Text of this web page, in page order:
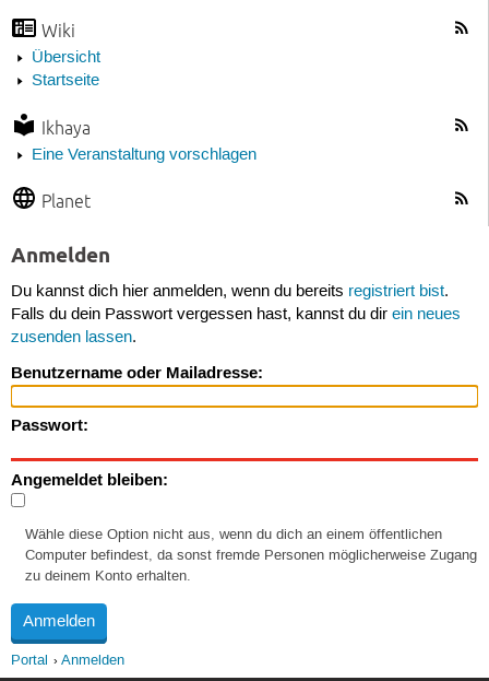
Wiki
Übersicht
Startseite
Ikhaya
Eine Veranstaltung vorschlagen
Planet
Anmelden
Du kannst dich hier anmelden, wenn du bereits registriert bist.
Falls du dein Passwort vergessen hast, kannst du dir ein neues
zusenden lassen.
Benutzername oder Mailadresse:
Passwort:
Angemeldet bleiben:
Wähle diese Option nicht aus, wenn du dich an einem öffentlichen
Computer befindest, da sonst fremde Personen möglicherweise Zugang
zu deinem Konto erhalten.
Portal Anmelden